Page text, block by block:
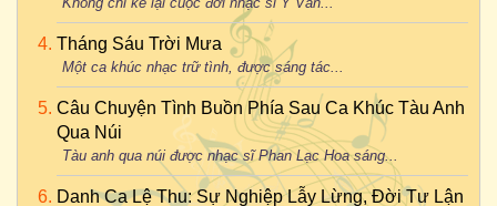
Tháng Sáu Trời Mưa
Một ca khúc nhạc trữ tình, được sáng tác...
Câu Chuyện Tình Buồn Phía Sau Ca Khúc Tàu Anh
Qua Núi
Tàu anh qua núi được nhạc sĩ Phan Lạc Hoa sáng...
Danh Ca Lệ Thu: Sự Nghiệp Lẫy Lừng, Đời Tư Lận